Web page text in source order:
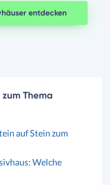
entdecken
Thema
auf Stein zum
Welche